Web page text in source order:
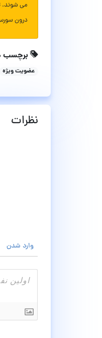
می شوند.
درون
برچسب
عضویت ویژه
نظرات
وارد شدن